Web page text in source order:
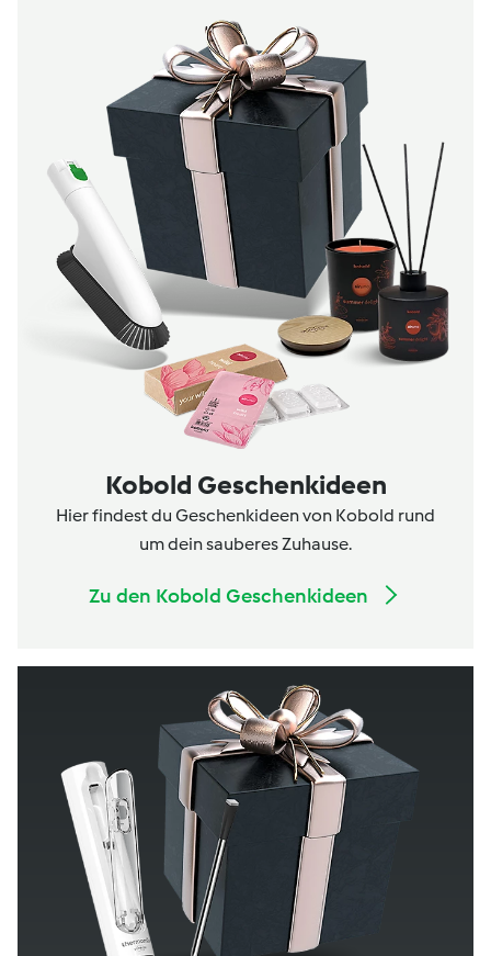
Kobold Geschenkideen
Hier findest du Geschenkideen von Kobold rund
um dein sauberes Zuhause.
Zu den Kobold Geschenkideen